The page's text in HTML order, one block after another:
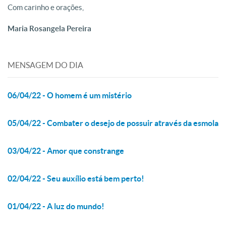
Com carinho e orações,
Maria Rosangela Pereira
MENSAGEM DO DIA
06/04/22 - O homem é um mistério
05/04/22 - Combater o desejo de possuir através da esmola
03/04/22 - Amor que constrange
02/04/22 - Seu auxílio está bem perto!
01/04/22 - A luz do mundo!